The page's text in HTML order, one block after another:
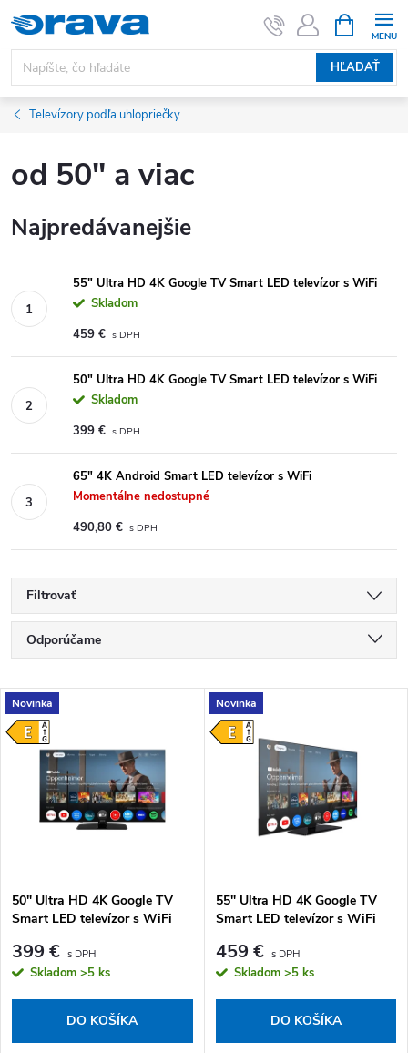
Prejsť na obsah
HĽADAŤ
Televízory podľa uhlopriečky
od 50" a viac
Najpredávanejšie
55" Ultra HD 4K Google TV Smart LED televízor s WiFi
Skladom
459 €
50" Ultra HD 4K Google TV Smart LED televízor s WiFi
Skladom
399 €
65" 4K Android Smart LED televízor s WiFi
Momentálne nedostupné
490,80 €
Filtrovať
Radenie produktov
Odporúčame
Najdrahšie
Najpredávanejšie
Abecedne
Výpis produktov
Novinka
50" Ultra HD 4K Google TV
Smart LED televízor s WiFi
399 €
Skladom >5 ks
DO KOŠÍKA
Novinka
55" Ultra HD 4K Google TV
Smart LED televízor s WiFi
459 €
Skladom >5 ks
DO KOŠÍKA